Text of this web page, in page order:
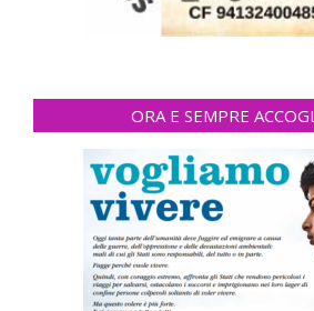
ORA E SEMPRE